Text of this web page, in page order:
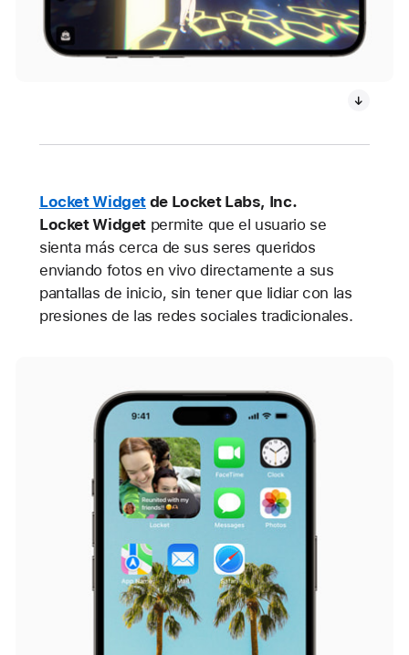
Locket Widget de Locket Labs, Inc.
Locket Widget permite que el usuario se
sienta más cerca de sus seres queridos
enviando fotos en vivo directamente a sus
pantallas de inicio, sin tener que lidiar con las
presiones de las redes sociales tradicionales.